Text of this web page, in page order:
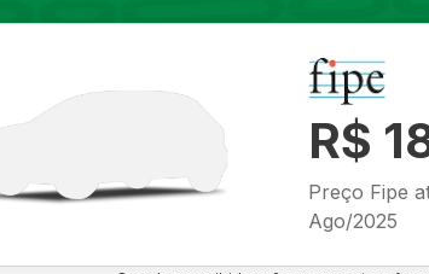
R$
Preço Fipe
Ago/2025